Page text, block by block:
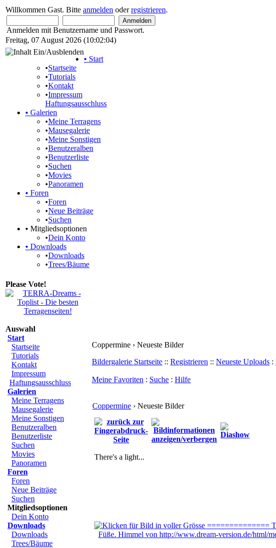
Willkommen Gast. Bitte anmelden oderregistrieren.
Anmelden mit Benutzername und Passwort.
Freitag, 07 August 2026 (10:02:04)
• Start
•Startseite
•Tutorials
•Kontakt
•Impressum
Haftungsausschluss
• Galerien
•Meine Terragens
•Mausegalerie
•Meine Sonstigen
•Benutzeralben
•Benutzerliste
•Suchen
•Movies
•Panoramen
• Foren
•Foren
•Neue Beiträge
•Suchen
• Mitgliedsoptionen
•Dein Konto
• Downloads
•Downloads
•Trees/Bäume
Please Vote!
Auswahl
Start
Startseite
Tutorials
Kontakt
Impressum
Haftungsausschluss
Galerien
Meine Terragens
Mausegalerie
Meine Sonstigen
Benutzeralben
Benutzerliste
Suchen
Movies
Panoramen
Foren
Foren
Neue Beiträge
Suchen
Mitgliedsoptionen
Dein Konto
Downloads
Downloads
Trees/Bäume
Coppermine › Neueste Bilder
Bildergalerie Startseite :: Registrieren :: Neueste Uploads :
Meine Favoriten : Suche : Hilfe
Coppermine › Neueste Bilder
There's a light...